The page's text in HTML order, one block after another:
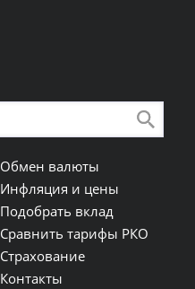
Обмен валюты
Инфляция и цены
Подобрать вклад
Сравнить тарифы РКО
Страхование
Контакты